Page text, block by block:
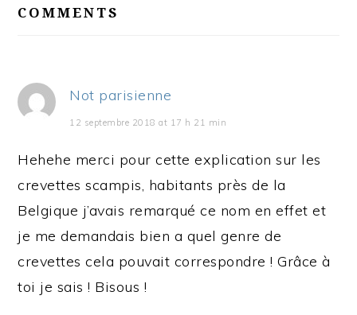
INTERACTIONS
COMMENTS
Not parisienne
12 septembre 2018 at 17 h 21 min
Hehehe merci pour cette explication sur les
crevettes scampis, habitants près de la
Belgique j’avais remarqué ce nom en effet et
je me demandais bien a quel genre de
crevettes cela pouvait correspondre ! Grâce à
toi je sais ! Bisous !